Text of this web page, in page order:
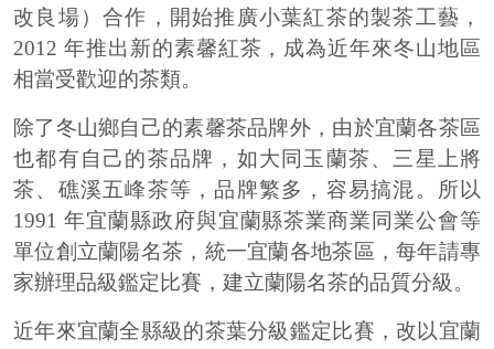
改良場）合作，開始推廣小葉紅茶的製茶工藝，
2012 年推出新的素馨紅茶，成為近年來冬山地區
相當受歡迎的茶類。
除了冬山鄉自己的素馨茶品牌外，由於宜蘭各茶區
也都有自己的茶品牌，如大同玉蘭茶、三星上將
茶、礁溪五峰茶等，品牌繁多，容易搞混。所以
1991 年宜蘭縣政府與宜蘭縣茶業商業同業公會等
單位創立蘭陽名茶，統一宜蘭各地茶區，每年請專
家辦理品級鑑定比賽，建立蘭陽名茶的品質分級。
近年來宜蘭全縣級的茶葉分級鑑定比賽，改以宜蘭